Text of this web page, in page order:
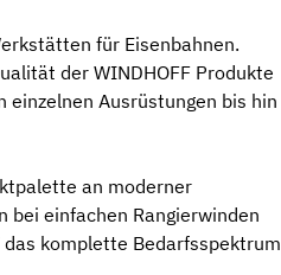
für Eisenbahnen.
der WINDHOFF Produkte
einzelnen Ausrüstungen bis hin
an moderner
bei einfachen Rangierwinden
das komplette Bedarfsspektrum